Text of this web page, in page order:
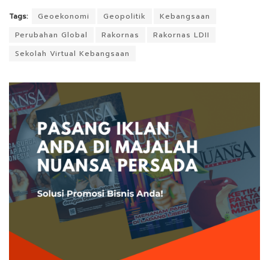
Tags: Geoekonomi Geopolitik
Kebangsaan
Perubahan Global
Rakornas
Rakornas LDII
Sekolah Virtual Kebangsaan